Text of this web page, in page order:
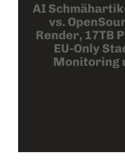
AI
vs.
Render, 17TB
EU-Only
Monitoring